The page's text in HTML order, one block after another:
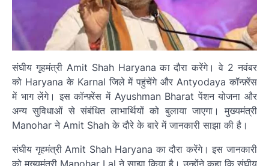
संघीय गृहमंत्री Amit Shah Haryana का दौरा करेंगे। वे 2 नवंबर
को Haryana के Karnal जिले में पहुंचेंगे और Antyodaya कॉन्फ़्रेंस
में भाग लेंगे। इस कॉन्फ़्रेंस में Ayushman Bharat पेंशन योजना और
अन्य सुविधाओं से संबंधित लाभार्थियों को बुलाया जाएगा। मुख्यमंत्री
Manohar ने Amit Shah के दौरे के बारे में जानकारी साझा की है।
संघीय गृहमंत्री Amit Shah Haryana का दौरा करेंगे। इस जानकारी
को मुख्यमंत्री Manohar Lal ने साझा किया है। उन्होंने कहा कि संघीय